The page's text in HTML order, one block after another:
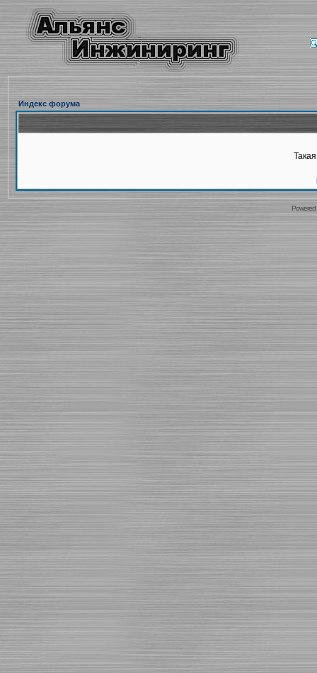
Индекс форума